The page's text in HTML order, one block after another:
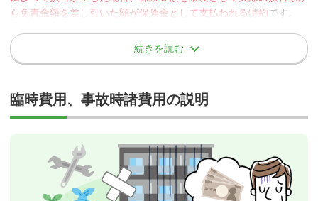
た。ＢさんはＡさんに対し、清掃費用や家財の再購入費用など
契約者、被保険者またはこれらの方の法定代理人の故意
被保険者の職務遂行に直接起因する損害賠償
被保険者と同居する親族に対する損害賠償
自動車、原動機付自転車、航空機、船舶および銃器等の所有、
ら免責金額を差し引いた額が保険金として支払われる特約です。
「破損汚損等」
と同額となります。また、「破損汚損等」補償をセ
ットしていない契約の場合、当該特約もセットできない場合があり
ベルト
続きを読む
臨時費用、事故時諸費用の説明